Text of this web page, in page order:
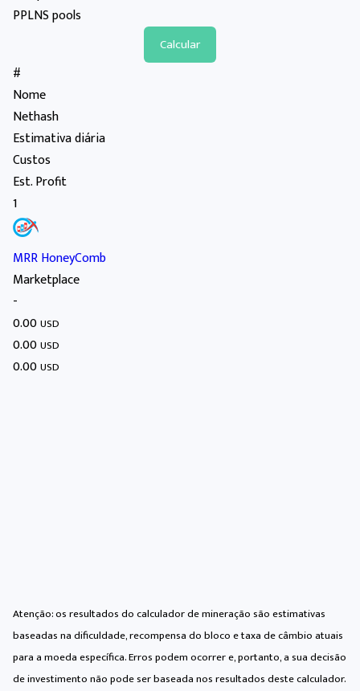
PPLNS pools
#
Nome
Nethash
Estimativa diária
Custos
Est. Profit
1
MRR HoneyComb
Marketplace
-
0.00USD
0.00USD
0.00USD
Atenção: os resultados do calculador de mineração são estimativas
baseadas na dificuldade, recompensa do bloco e taxa de câmbio atuais
para a moeda específica. Erros podem ocorrer e, portanto, a sua decisão
de investimento não pode ser baseada nos resultados deste calculador.